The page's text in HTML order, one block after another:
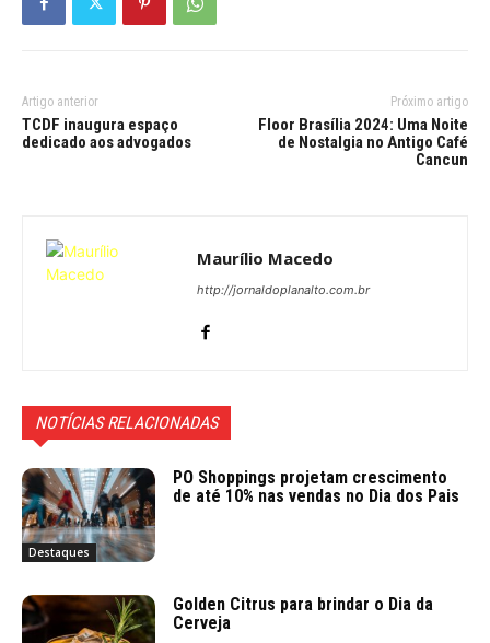
Artigo anterior
TCDF inaugura espaço
dedicado aos advogados
Próximo artigo
Floor Brasília 2024: Uma Noite
de Nostalgia no Antigo Café
Cancun
Maurílio Macedo
http://jornaldoplanalto.com.br
NOTÍCIAS RELACIONADAS
Destaques
PO Shoppings projetam crescimento
de até 10% nas vendas no Dia dos Pais
Golden Citrus para brindar o Dia da
Cerveja